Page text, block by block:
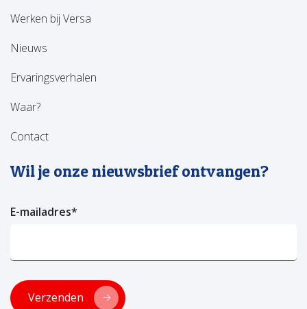
Werken bij Versa
Nieuws
Ervaringsverhalen
Waar?
Contact
Wil je onze nieuwsbrief ontvangen?
E-mailadres*
Verzenden